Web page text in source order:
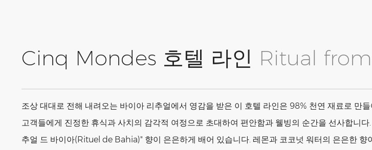
Cinq Mondes 호텔 라인 Ritual
조상 대대로 전해 내려오는 바이아 리추얼에서 영감을 받은 이 호텔 라인은 98% 천연 재료로
고객들에게 진정한 휴식과 사치의 감각적 여정으로 초대하여 편안함과 웰빙의 순간을 선사합니
추얼 드 바이아(Rituel de Bahia)" 향이 은은하게 배어 있습니다. 레몬과 코코넛 워터의 은은한